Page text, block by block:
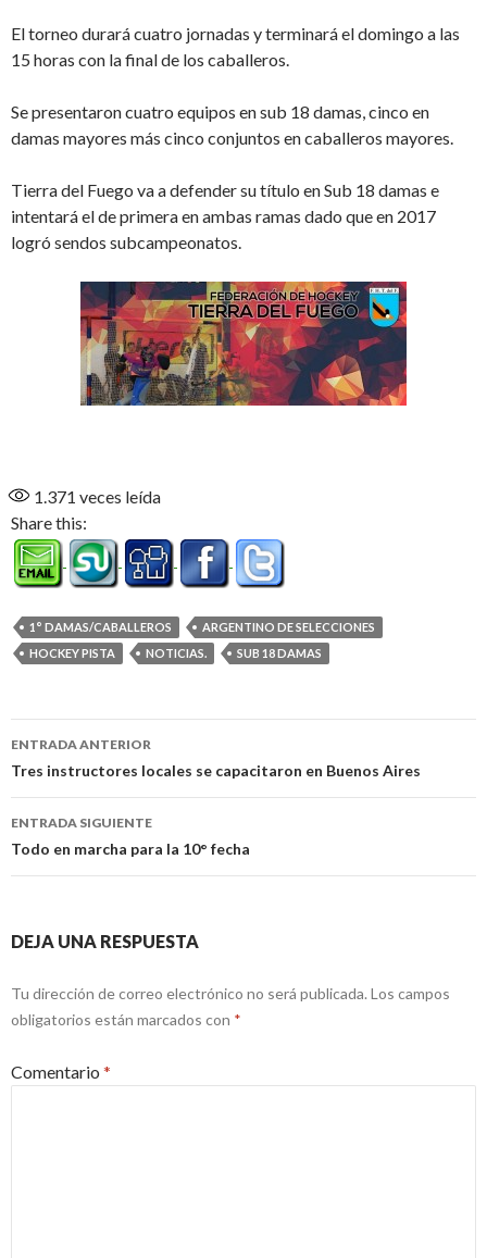
El torneo durará cuatro jornadas y terminará el domingo a las
15 horas con la final de los caballeros.
Se presentaron cuatro equipos en sub 18 damas, cinco en
damas mayores más cinco conjuntos en caballeros mayores.
Tierra del Fuego va a defender su título en Sub 18 damas e
intentará el de primera en ambas ramas dado que en 2017
logró sendos subcampeonatos.
1.371 veces leída
Share this:
1° DAMAS/CABALLEROS
ARGENTINO DE SELECCIONES
HOCKEY PISTA
NOTICIAS. SUB 18 DAMAS
Navegación
de
entradas
ENTRADA ANTERIOR
Tres instructores locales se capacitaron en Buenos Aires
ENTRADA SIGUIENTE
Todo en marcha para la 10° fecha
DEJA UNA RESPUESTA
Tu dirección de correo electrónico no será publicada. Los campos
obligatorios están marcados con *
Comentario *